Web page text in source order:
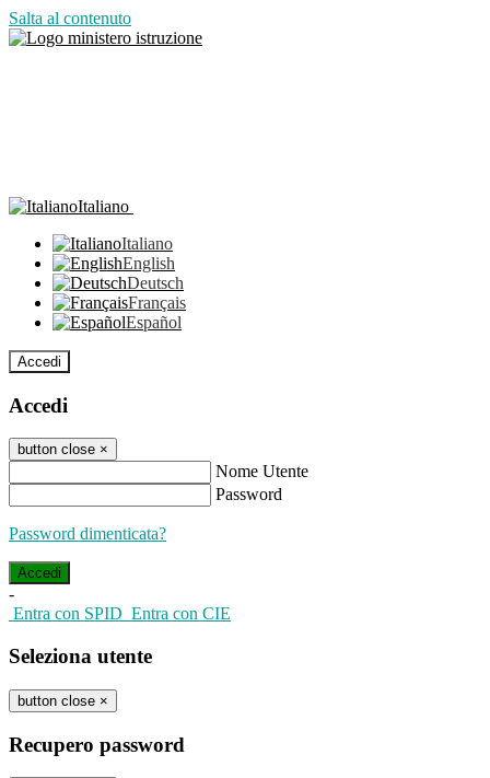
Salta al contenuto
Italiano
Italiano
English
Deutsch
Français
Español
Accedi
Accedi
button close ×
Nome Utente
Password
Password dimenticata?
-
Entra con SPID Entra con CIE
Seleziona utente
button close ×
Recupero password